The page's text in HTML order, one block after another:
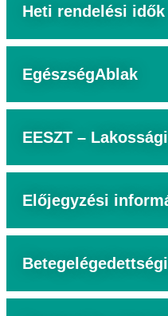
Heti rendelési idők
EgészségAblak
EESZT –
Előjegyzési